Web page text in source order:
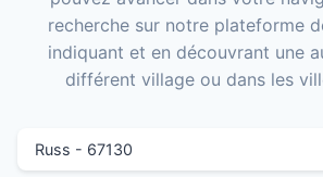
recherche sur notre plateforme
indiquant et en découvrant une
différent village ou dans les
Russ - 67130